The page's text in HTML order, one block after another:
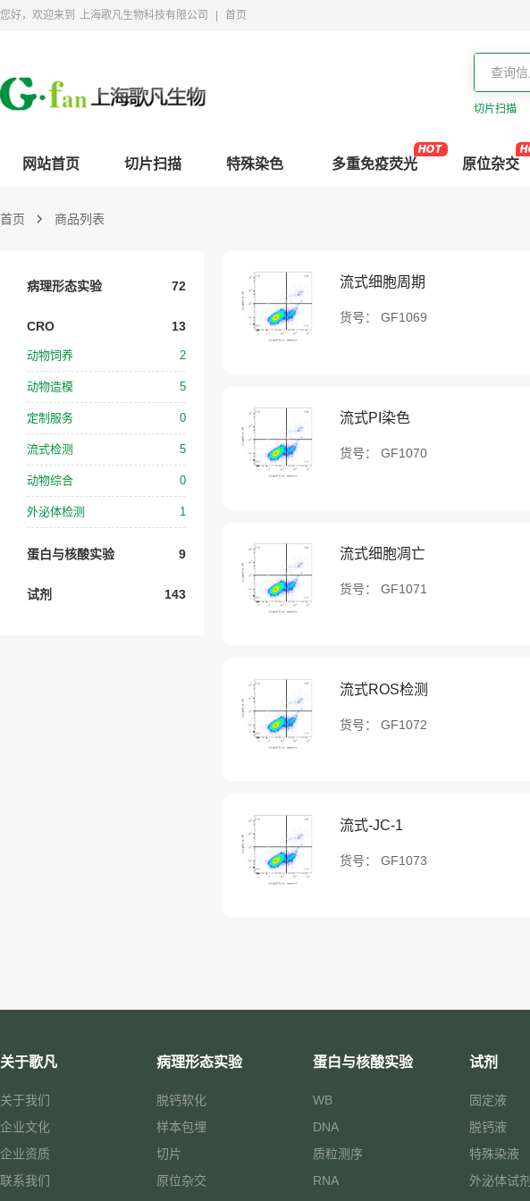
您好，欢迎来到 上海歌凡生物科技有限公司 首页
切片扫描
网站首页 切片扫描 特殊染色 多重免疫荧光 原位杂交
首页 商品列表
病理形态实验 72
CRO 13
动物饲养 2
动物造模 5
定制服务 0
流式检测 5
动物综合 0
外泌体检测 1
蛋白与核酸实验 9
试剂 143
流式细胞周期
货号： GF1069
流式PI染色
货号： GF1070
流式细胞凋亡
货号： GF1071
流式ROS检测
货号： GF1072
流式-JC-1
货号： GF1073
关于歌凡
关于我们
企业文化
企业资质
联系我们
病理形态实验
脱钙软化
样本包埋
切片
原位杂交
蛋白与核酸实验
WB
DNA
质粒测序
RNA
试剂
固定液
脱钙液
特殊染液
外泌体试剂